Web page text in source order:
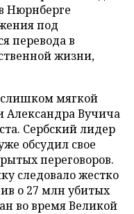
Нюрнберге
под
перевода в
жизни,
мягкой
Александра Вучича
Сербский лидер
обсудил свое
переговоров.
следовало жестко
о 27 млн убитых
во время Великой